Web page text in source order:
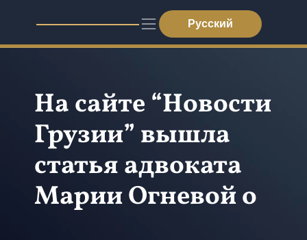
Русский
На сайте “Новости
Грузии” вышла
статья адвоката
Марии Огневой о